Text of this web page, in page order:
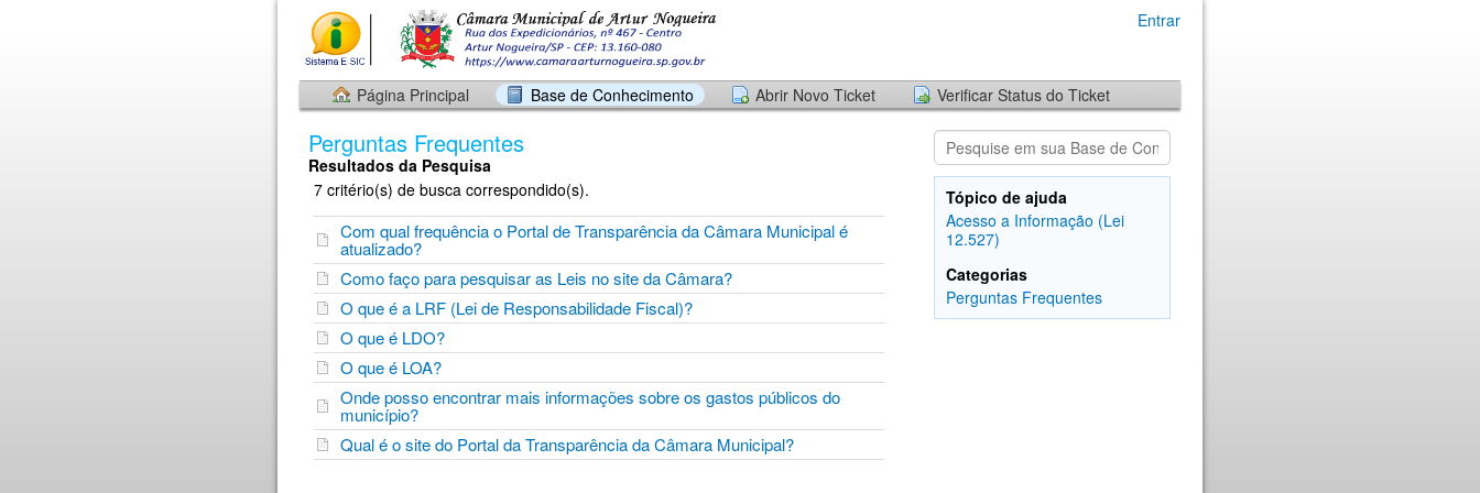
Entrar
Página Principal Base de Conhecimento Abrir Novo Ticket Verificar Status do Ticket
Perguntas Frequentes
Resultados da Pesquisa
7 critério(s) de busca correspondido(s).
Com qual frequência o Portal de Transparência da Câmara Municipal é
atualizado?
Como faço para pesquisar as Leis no site da Câmara?
O que é a LRF (Lei de Responsabilidade Fiscal)?
O que é LDO?
O que é LOA?
Onde posso encontrar mais informações sobre os gastos públicos do
município?
Qual é o site do Portal da Transparência da Câmara Municipal?
Tópico de ajuda
Acesso a Informação (Lei
12.527)
Categorias
Perguntas Frequentes